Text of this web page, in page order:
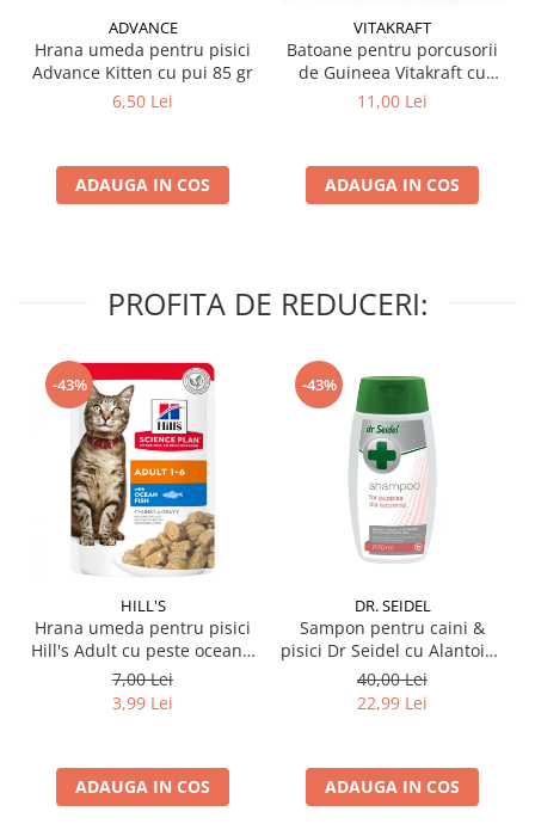
ADVANCE
Hrana umeda pentru pisici
Advance Kitten cu pui 85 gr
6,50 Lei
ADAUGA IN COS
VITAKRAFT
Batoane pentru porcusorii
de Guineea Vitakraft cu
struguri & nuci 2 buc
11,00 Lei
ADAUGA IN COS
PROFITA DE REDUCERI:
-43%
HILL'S
Hrana umeda pentru pisici
Hill's Adult cu peste oceanic
85 gr
7,00 Lei
3,99 Lei
ADAUGA IN COS
-43%
DR. SEIDEL
Sampon pentru caini &
pisici Dr Seidel cu Alantoina
220 ml
40,00 Lei
22,99 Lei
ADAUGA IN COS